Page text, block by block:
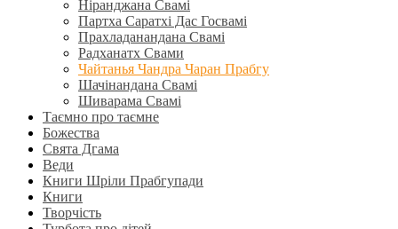
Ніранджана Свамі
Партха Саратхі Дас Госвамі
Прахладанандана Свамі
Радханатх Свами
Чайтанья Чандра Чаран Прабгу
Шачінандана Свамі
Шиварама Свамі
Таємно про таємне
Божества
Свята Дгама
Веди
Книги Шріли Прабгупади
Книги
Творчість